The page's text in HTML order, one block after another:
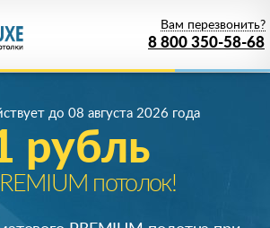
8 800 350-58-68
Вам перезвонить?
рубль
потолок!
до 08 августа 2026 года